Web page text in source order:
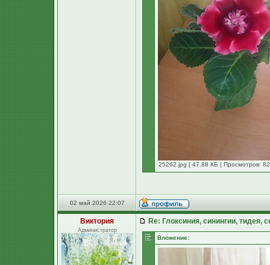
25262.jpg [ 47.88 КБ | Просмотров:
02 май 2026 22:07
Виктория
Администратор
Re: Глоксиния, синингии, тидея,
Вложение: